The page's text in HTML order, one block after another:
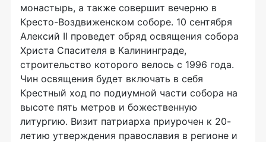
монастырь, а также совершит вечерню в
Кресто-Воздвиженском соборе. 10 сентября
Алексий II проведет обряд освящения собора
Христа Спасителя в Калининграде,
строительство которого велось с 1996 года.
Чин освящения будет включать в себя
Крестный ход по подиумной части собора на
высоте пять метров и божественную
литургию. Визит патриарха приурочен к 20-
летию утверждения православия в регионе и